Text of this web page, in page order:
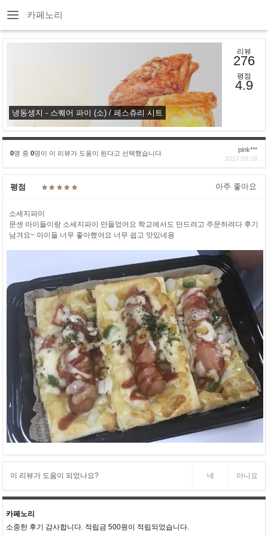
카페노리
냉동생지 - 스퀘어 파이 (소) / 페스츄리 시트
리뷰
276
평점
4.9
0명 중 0명이 이 리뷰가 도움이 된다고 선택했습니다
pink***
2017.09.18
평점 아주 좋아요
소세지파이
문센 아이들이랑 소세지파이 만들었어요 학교에서도 만드려고 주문하려다 후기
남겨요~ 아이들 너무 좋아했어요 너무 쉽고 맛있네용
이 리뷰가 도움이 되었나요? 네 아니요
카페노리
소중한 후기 감사합니다. 적립금 500원이 적립되었습니다.